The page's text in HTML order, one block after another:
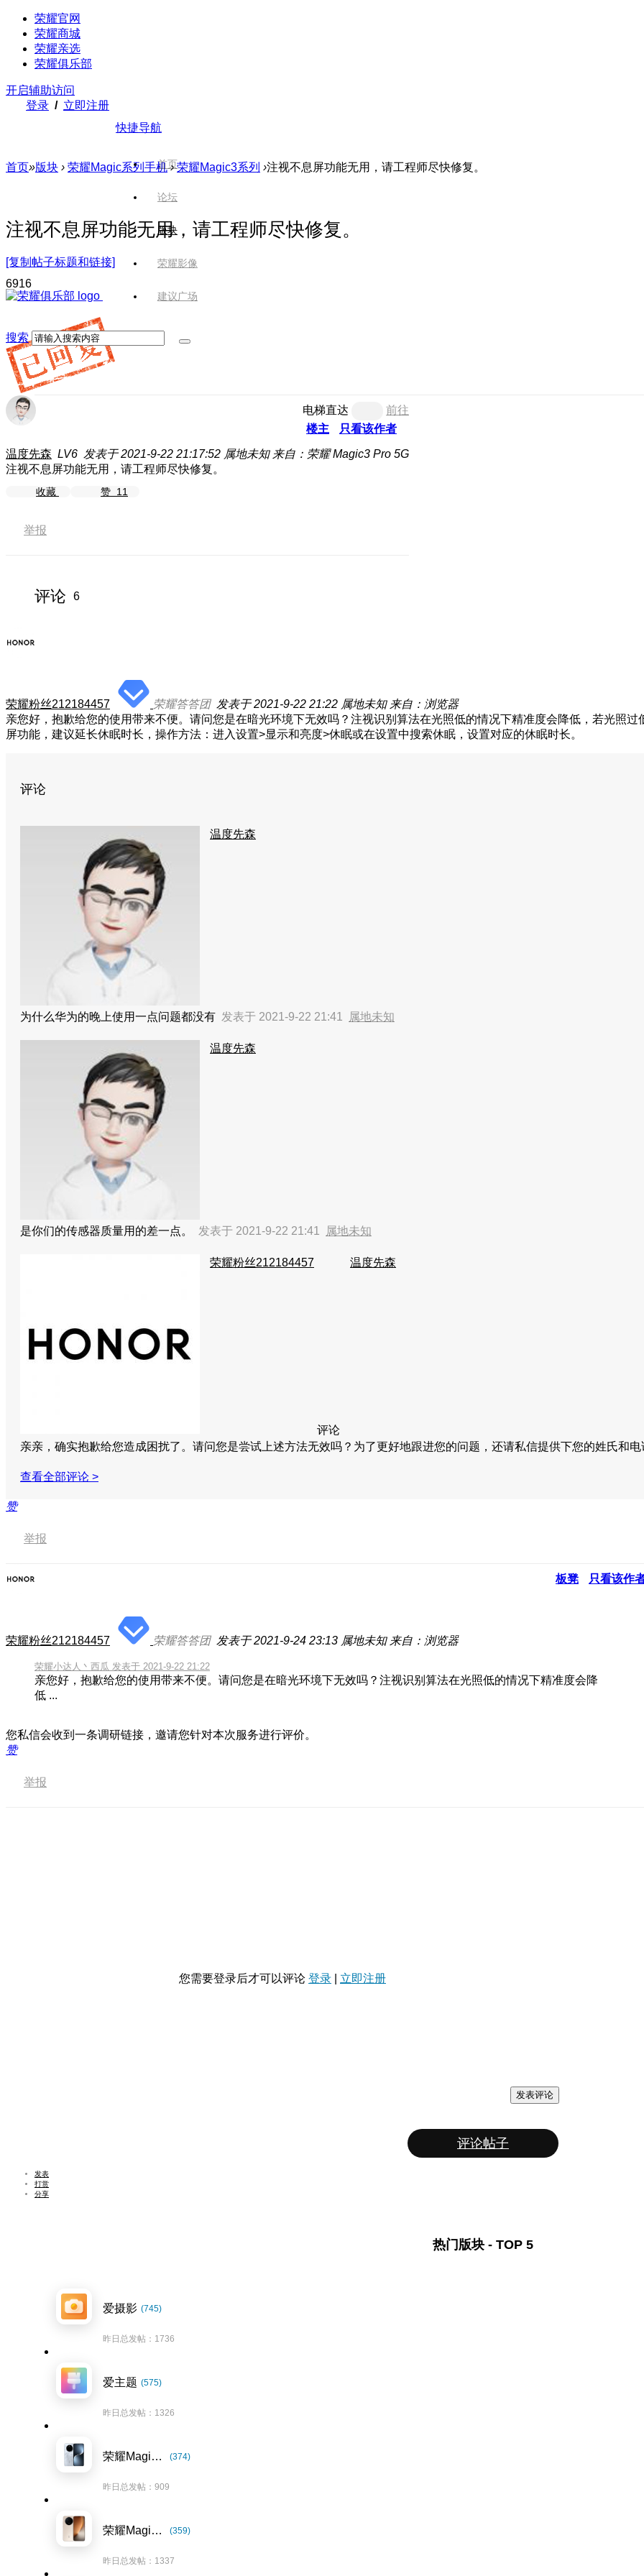
荣耀官网
荣耀商城
荣耀亲选
荣耀俱乐部
开启辅助访问
登录 / 立即注册
快捷导航
首页
论坛
版块
荣耀影像
建议广场
搜索
首页»版块 › 荣耀Magic系列手机 › 荣耀Magic3系列 ›注视不息屏功能无用，请工程师尽快修复。
注视不息屏功能无用，请工程师尽快修复。
[复制帖子标题和链接]
6916
电梯直达
前往
楼主
只看该作者
温度先森 LV6 发表于 2021-9-22 21:17:52 属地未知 来自：荣耀 Magic3 Pro 5G
注视不息屏功能无用，请工程师尽快修复。
收藏 赞 11
举报
评论 6
荣耀粉丝212184457 荣耀答答团 发表于 2021-9-22 21:22 属地未知 来自：浏览器
亲您好，抱歉给您的使用带来不便。请问您是在暗光环境下无效吗？注视识别算法在光照低的情况下精准度会降低，若光照
屏功能，建议延长休眠时长，操作方法：进入设置>显示和亮度>休眠或在设置中搜索休眠，设置对应的休眠时长。
评论
温度先森
为什么华为的晚上使用一点问题都没有 发表于 2021-9-22 21:41 属地未知
温度先森
是你们的传感器质量用的差一点。 发表于 2021-9-22 21:41 属地未知
荣耀粉丝212184457
评论
温度先森
亲亲，确实抱歉给您造成困扰了。请问您是尝试上述方法无效吗？为了更好地跟进您的问题，还请私信提供下您的姓氏和
查看全部评论 >
赞
举报
板凳 只看该作
荣耀粉丝212184457 荣耀答答团 发表于 2021-9-24 23:13 属地未知 来自：浏览器
荣耀小达人丶西瓜 发表于 2021-9-22 21:22
亲您好，抱歉给您的使用带来不便。请问您是在暗光环境下无效吗？注视识别算法在光照低的情况下精准度会降
低 ...
您私信会收到一条调研链接，邀请您针对本次服务进行评价。
赞
举报
您需要登录后才可以评论 登录 立即注册
发表评论
评论帖子
发表
打赏
分享
热门版块 - TOP 5
爱摄影 (745)
昨日总发帖：1736
爱主题 (575)
昨日总发帖：1326
荣耀Magic7系列 (374)
昨日总发帖：909
荣耀Magic8系列 (359)
昨日总发帖：1337